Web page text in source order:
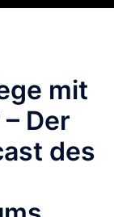
mit
Der
des